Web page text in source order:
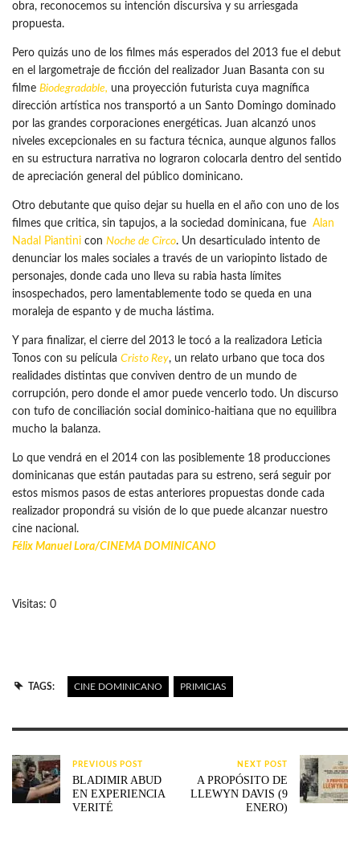
obra, reconocemos su intención discursiva y su arriesgada
propuesta.
Pero quizás uno de los filmes más esperados del 2013 fue el debut
en el largometraje de ficción del realizador Juan Basanta con su
filme Biodegradable, una proyección futurista cuya magnífica
dirección artística nos transportó a un Santo Domingo dominado
por las grandes corporaciones energéticas. Juan alcanzó unos
niveles excepcionales en su factura técnica, aunque algunos fallos
en su estructura narrativa no lograron colocarla dentro del sentido
de apreciación general del público dominicano.
Otro debutante que quiso dejar su huella en el año con uno de los
filmes que critica, sin tapujos, a la sociedad dominicana, fue Alan
Nadal Piantini con Noche de Circo. Un desarticulado intento de
denunciar los males sociales a través de un variopinto listado de
personajes, donde cada uno lleva su rabia hasta límites
insospechados, pero lamentablemente todo se queda en una
moraleja de espanto y de mucha lástima.
Y para finalizar, el cierre del 2013 le tocó a la realizadora Leticia
Tonos con su película Cristo Rey, un relato urbano que toca dos
realidades distintas que conviven dentro de un mundo de
corrupción, pero donde el amor puede vencerlo todo. Un discurso
con tufo de conciliación social dominico-haitiana que no equilibra
mucho la balanza.
Lo que vendrá en el 2014 con las posiblemente 18 producciones
dominicanas que están pautadas para su estreno, será seguir por
estos mismos pasos de estas anteriores propuestas donde cada
realizador propondrá su visión de lo que puede alcanzar nuestro
cine nacional.
Félix Manuel Lora/CINEMA DOMINICANO
Visitas: 0
TAGS: CINE DOMINICANO PRIMICIAS
PREVIOUS POST
BLADIMIR ABUD
EN EXPERIENCIA
VERITÉ
NEXT POST
A PROPÓSITO DE
LLEWYN DAVIS (9
ENERO)